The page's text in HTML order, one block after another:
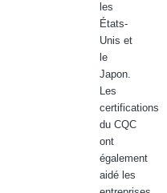
les
États-
Unis et
le
Japon.
Les
certifications
du CQC
ont
également
aidé les